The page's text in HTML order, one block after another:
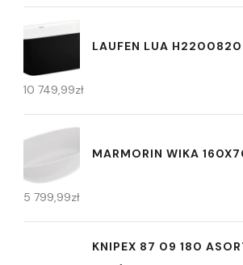
LAUFEN LUA
10 749,99zł
MARMORIN WIKA
5 799,99zł
KNIPEX 87 09 180